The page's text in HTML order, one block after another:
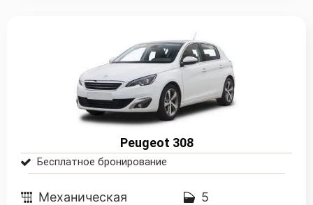
Peugeot 308
Бесплатное бронирование
Mеханическая 5